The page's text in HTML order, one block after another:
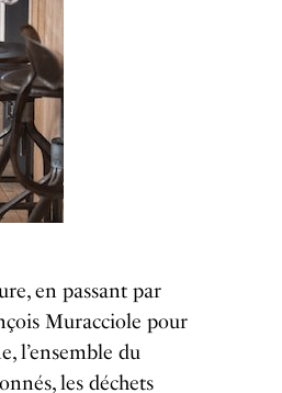
en passant par
Muracciole pour
l’ensemble du
les déchets